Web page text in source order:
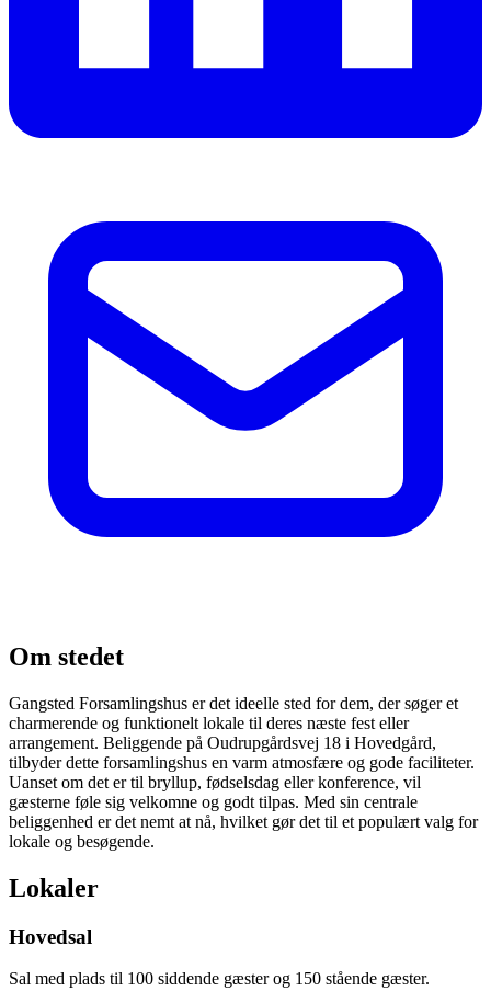
Om stedet
Gangsted Forsamlingshus er det ideelle sted for dem, der søger et
charmerende og funktionelt lokale til deres næste fest eller
arrangement. Beliggende på Oudrupgårdsvej 18 i Hovedgård,
tilbyder dette forsamlingshus en varm atmosfære og gode faciliteter.
Uanset om det er til bryllup, fødselsdag eller konference, vil
gæsterne føle sig velkomne og godt tilpas. Med sin centrale
beliggenhed er det nemt at nå, hvilket gør det til et populært valg for
lokale og besøgende.
Lokaler
Hovedsal
Sal med plads til 100 siddende gæster og 150 stående gæster.